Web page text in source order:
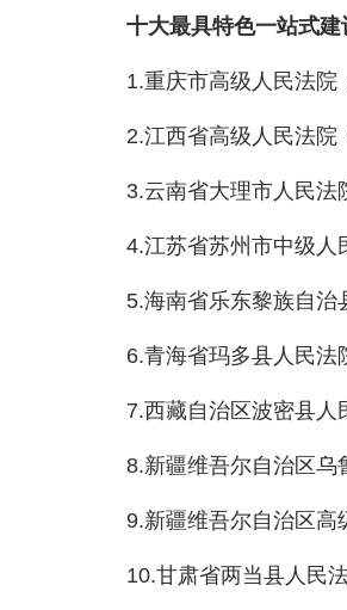
十大最具特色一站式
1.重庆市高级人民法院：
2.江西省高级人民法院：
3.云南省大理市人民法院
4.江苏省苏州市中级人民
5.海南省乐东黎族自治
6.青海省玛多县人民法院
7.西藏自治区波密县人民
8.新疆维吾尔自治区乌鲁
9.新疆维吾尔自治区高级
10.甘肃省两当县人民法